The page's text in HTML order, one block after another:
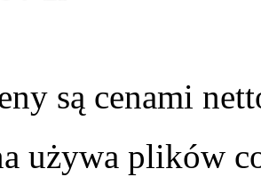
są cenami
używa plików